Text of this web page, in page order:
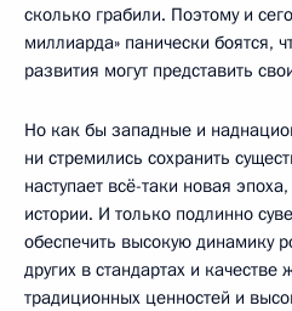
сколько грабили. Поэтому и
миллиарда» панически боятся,
развития могут представить
Но как бы западные и
ни стремились сохранить
наступает всё-таки новая
истории. И только подлинно
обеспечить высокую динамику
других в стандартах и
традиционных ценностей и